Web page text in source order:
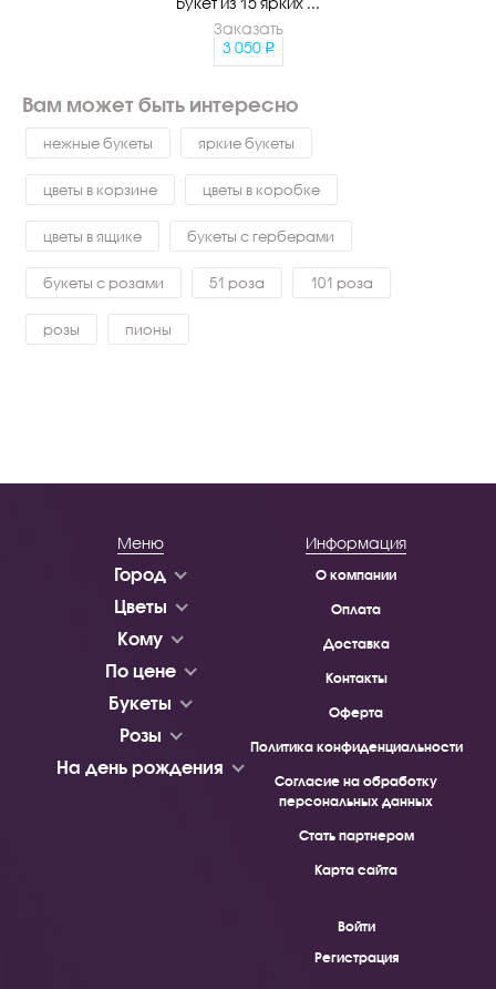
Заказать
3 050
Вам может быть интересно
нежные букеты яркие букеты
цветы в корзине цветы в коробке
цветы в ящике букеты с герберами
букеты с розами 51 роза 101 роза
розы пионы
Меню
Город
Цветы
Кому
По цене
Букеты
Розы
На день рождения
Информация
О компании
Оплата
Доставка
Контакты
Оферта
Политика конфиденциальности
Согласие на обработку
персональных данных
Стать партнером
Карта сайта
Войти
Регистрация